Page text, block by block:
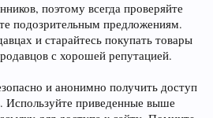
поэтому всегда проверяйте
подозрительным предложениям.
и старайтесь покупать товары
с хорошей репутацией.
и анонимно получить доступ
приведенные выше